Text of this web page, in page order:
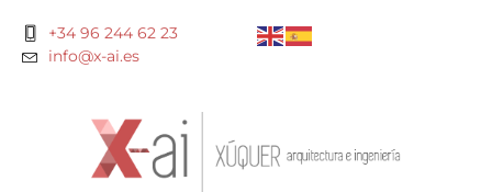
+34 96 244 62 23
info@x-ai.es